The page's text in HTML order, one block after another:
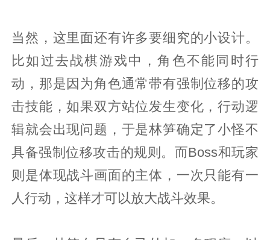
当然，这里面还有许多要细究的小设计。
比如过去战棋游戏中，角色不能同时行
动，那是因为角色通常带有强制位移的攻
击技能，如果双方站位发生变化，行动逻
辑就会出现问题，于是林笋确定了小怪不
具备强制位移攻击的规则。而Boss和玩家
则是体现战斗画面的主体，一次只能有一
人行动，这样才可以放大战斗效果。